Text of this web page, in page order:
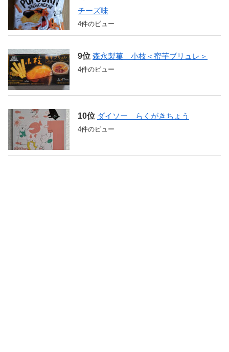
チーズ味
4件のビュー
森永製菓 小枝＜蜜芋ブリュレ＞
4件のビュー
ダイソー らくがきちょう
4件のビュー